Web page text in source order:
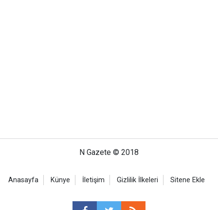
N Gazete © 2018
Anasayfa Künye İletişim Gizlilik İlkeleri Sitene Ekle